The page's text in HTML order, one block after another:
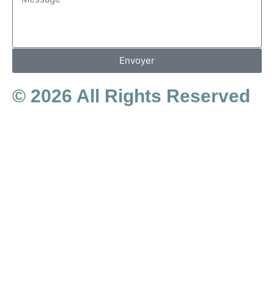
Envoyer
© 2026 All Rights Reserved